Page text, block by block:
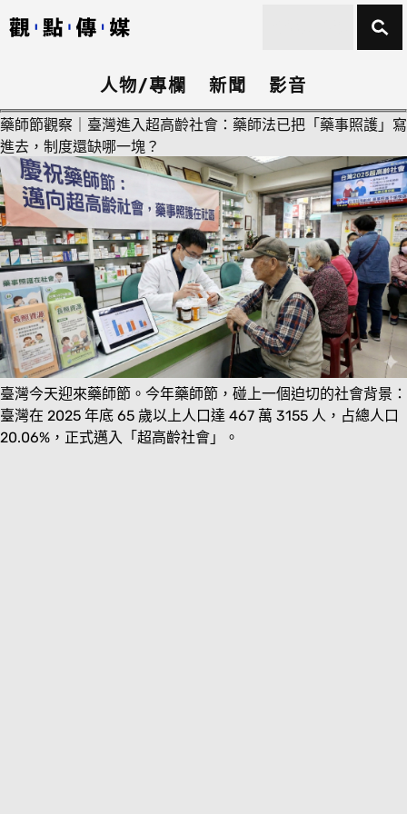
人物/專欄 新聞 影音
藥師節觀察｜臺灣進入超高齡社會：藥師法已把「藥事照護」寫
進去，制度還缺哪一塊？
臺灣今天迎來藥師節。今年藥師節，碰上一個迫切的社會背景：
臺灣在 2025 年底 65 歲以上人口達 467 萬 3155 人，占總人口
20.06%，正式邁入「超高齡社會」。